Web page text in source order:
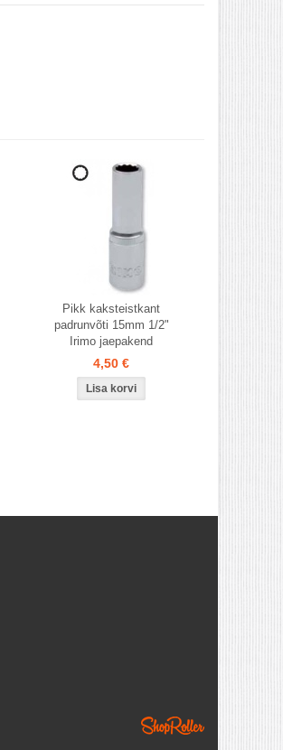
Pikk kaksteistkant
padrunvõti 15mm 1/2"
Irimo jaepakend
4,50 €